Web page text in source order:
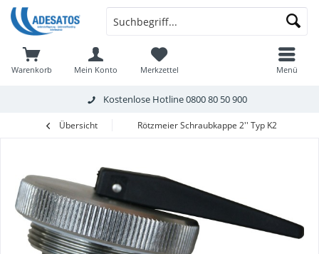
Kostenlose Hotline0800 80 50 900
Warenkorb Merkzettel
Mein Konto Menü
Übersicht Rötzmeier Schraubkappe 2'' Typ K201